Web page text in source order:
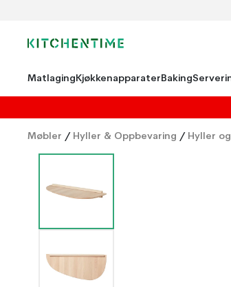
MatlagingKjøkkenapparaterBaking
Møbler / Hyller & Oppbevaring / Hyller